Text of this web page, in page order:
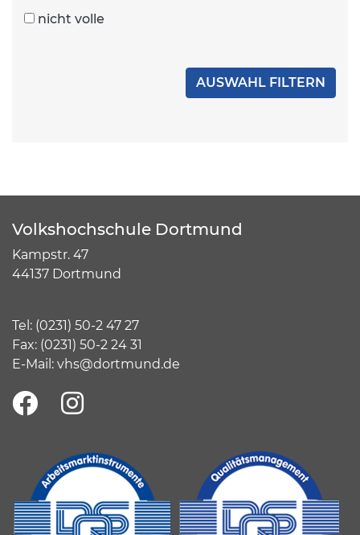
nicht volle
Volkshochschule Dortmund
Kampstr. 47
44137 Dortmund
Tel: (0231) 50-2 47 27
Fax: (0231) 50-2 24 31
E-Mail: vhs@dortmund.de